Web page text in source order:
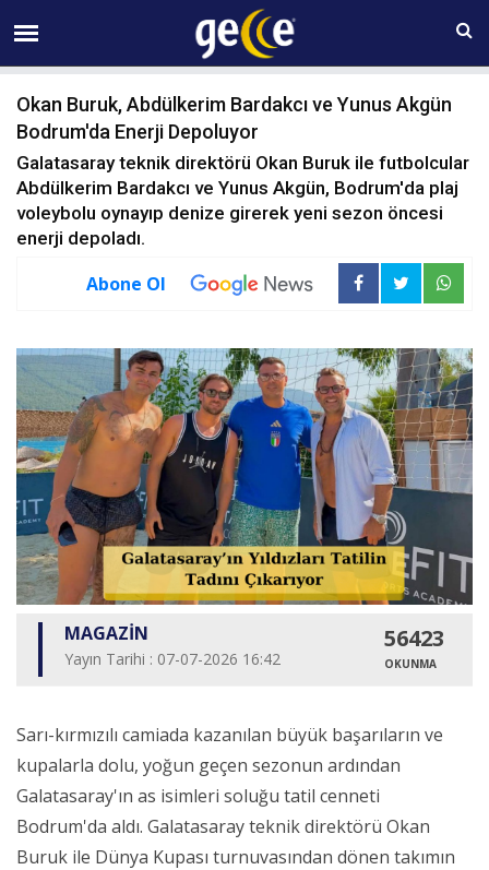
06 AĞUSTOS Perşembe 23:05
Okan Buruk, Abdülkerim Bardakcı ve Yunus Akgün
Bodrum'da Enerji Depoluyor
Galatasaray teknik direktörü Okan Buruk ile futbolcular
Abdülkerim Bardakcı ve Yunus Akgün, Bodrum'da plaj
voleybolu oynayıp denize girerek yeni sezon öncesi
enerji depoladı.
Abone Ol
MAGAZİN
Yayın Tarihi : 07-07-2026 16:42
56423
OKUNMA
Sarı-kırmızılı camiada kazanılan büyük başarıların ve
kupalarla dolu, yoğun geçen sezonun ardından
Galatasaray'ın as isimleri soluğu tatil cenneti
Bodrum'da aldı. Galatasaray teknik direktörü Okan
Buruk ile Dünya Kupası turnuvasından dönen takımın